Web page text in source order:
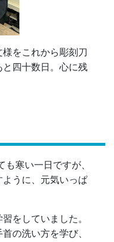
をこれから彫刻刀
四十数日。心に残
寒い一日ですが、
うに、元気いっぱ
をしていました。
の洗い方を学び、